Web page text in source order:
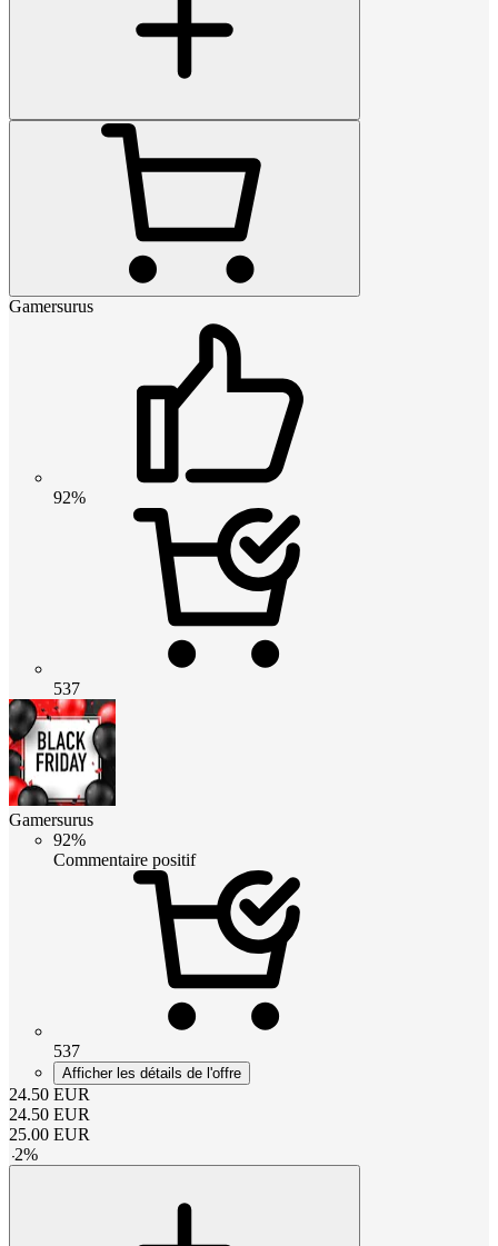
Gamersurus
92%
537
Gamersurus
92%
Commentaire positif
537
Afficher les détails de l'offre
24.50 EUR
24.50 EUR
25.00 EUR
-2%